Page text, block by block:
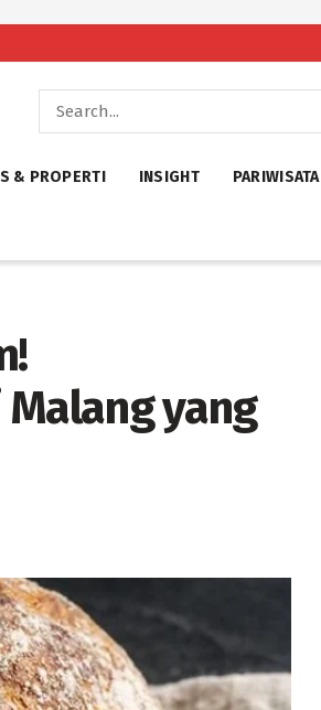
& PROPERTI INSIGHT PARIWISATA
yang